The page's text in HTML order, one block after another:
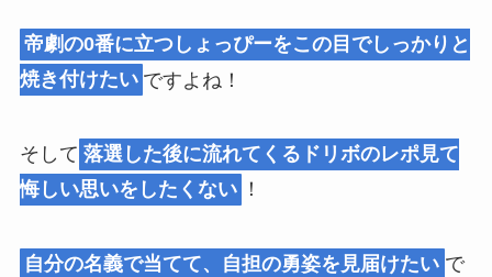
帝劇の0番に立つしょっぴーをこの目でしっかりと
焼き付けたい ですよね！
そして 落選した後に流れてくるドリボのレポ見て
悔しい思いをしたくない ！
自分の名義で当てて、 自担の勇姿を見届けたい で